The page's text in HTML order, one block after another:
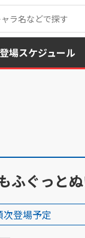
場スケジュール
ぐっと
登場予定